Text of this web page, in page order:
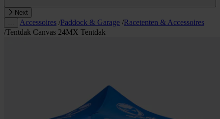
Next
Accessoires /Paddock & Garage /Racetenten & Accessoires
/Tentdak Canvas 24MX Tentdak